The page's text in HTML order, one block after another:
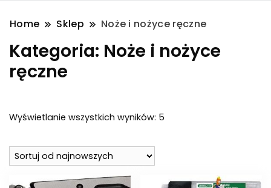
Home Sklep Noże i nożyce ręczne
Kategoria: Noże i nożyce
ręczne
Wyświetlanie wszystkich wyników: 5